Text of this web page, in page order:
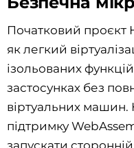
Початковий проєкт
як легкий
ізольованих
застосунках без
віртуальних
підтримку
запускати